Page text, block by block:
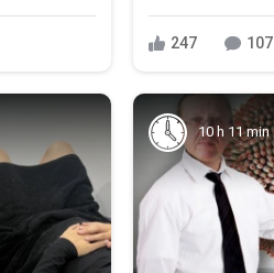
247 107
10 h 11 min